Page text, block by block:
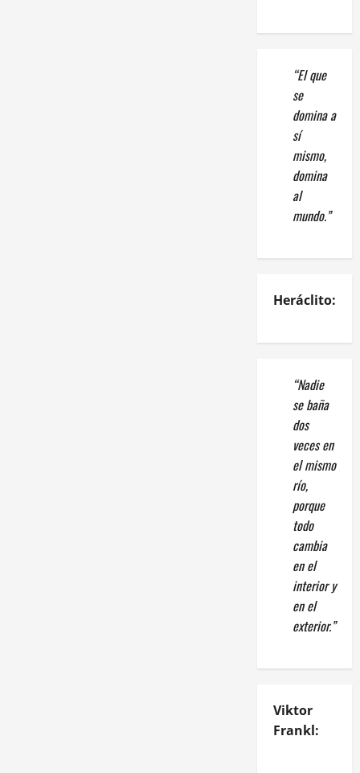
“El que
se
domina a
sí
mismo,
domina
al
mundo.”
Heráclito:
“Nadie
se baña
dos
veces en
el mismo
río,
porque
todo
cambia
en el
interior y
en el
exterior.”
Viktor
Frankl: